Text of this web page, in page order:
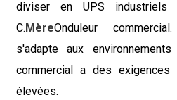
diviser en UPS
C. MèreOnduleur
s'adapte aux
commercial a des exigences
élevées.